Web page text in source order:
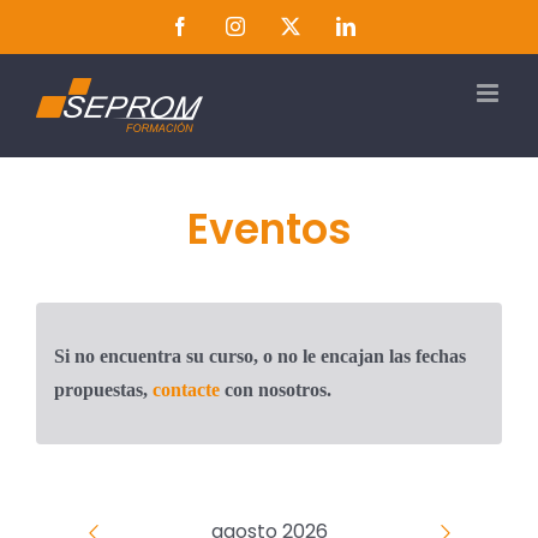
al
contenido
FacebookInstagramTwitterLinkedIn
Eventos
Si no encuentra su curso, o no le encajan las fechas
propuestas, contacte con nosotros.
agosto 2026